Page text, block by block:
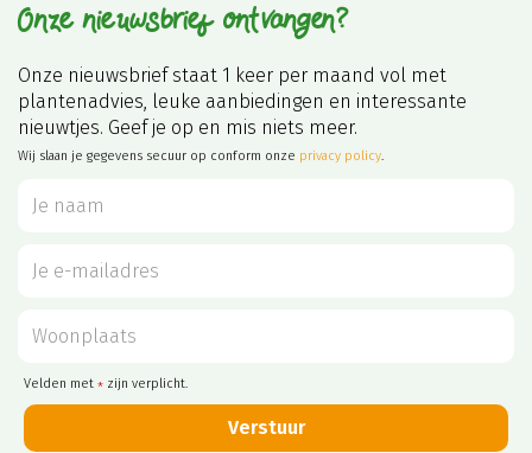
Onze nieuwsbrief ontvangen?
Onze nieuwsbrief staat 1 keer per maand vol met
plantenadvies, leuke aanbiedingen en interessante
nieuwtjes. Geef je op en mis niets meer.
Wij slaan je gegevens secuur op conform onze privacy policy.
Velden met * zijn verplicht.